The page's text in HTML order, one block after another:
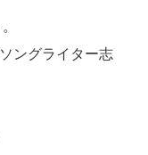
ングライター志